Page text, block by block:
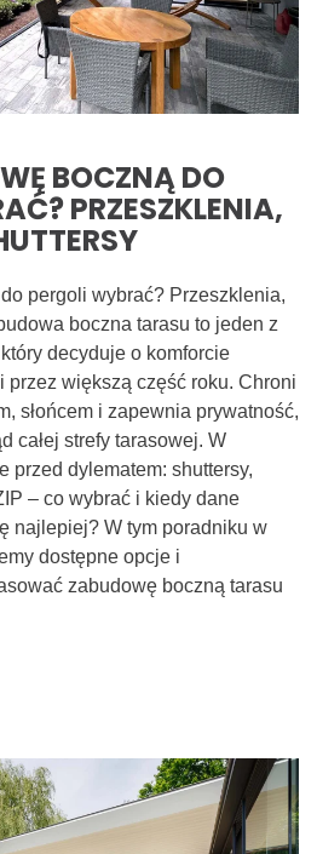
BOCZNĄ DO
PRZESZKLENIA,
pergoli wybrać? Przeszklenia,
boczna tarasu to jeden z
decyduje o komforcie
przez większą część roku. Chroni
słońcem i zapewnia prywatność,
całej strefy tarasowej. W
przed dylematem: shuttersy,
– co wybrać i kiedy dane
najlepiej? W tym poradniku w
dostępne opcje i
zabudowę boczną tarasu